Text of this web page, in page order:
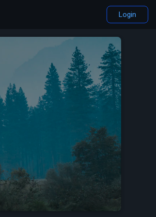
Login